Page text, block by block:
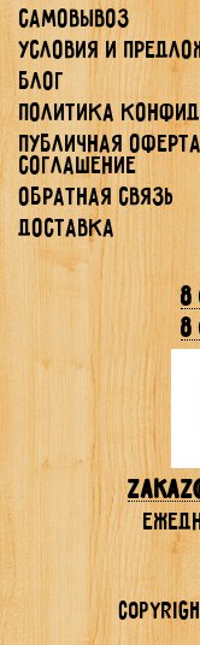
Самовывоз
Условия и
Блог
Политика
Публичная
Соглашение
Обратная связь
Доставка
8
8